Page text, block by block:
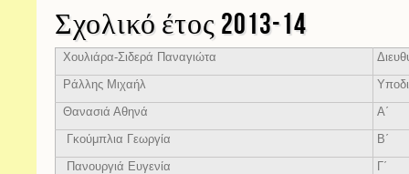
Σχολικό έτος 2013-14
Χουλιάρα-Σιδερά Παναγιώτα
Ράλλης Μιχαήλ
Θανασιά Αθηνά
Α΄
Γκούμπλια Γεωργία
Β΄
Πανουργιά Ευγενία
Γ΄